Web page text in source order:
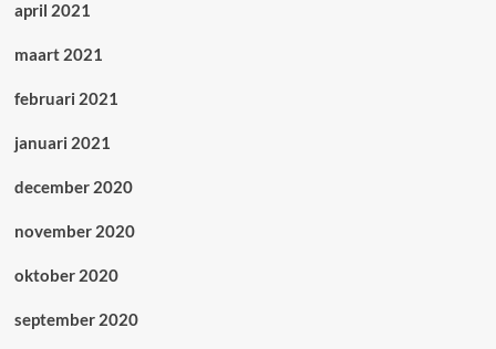
april 2021
maart 2021
februari 2021
januari 2021
december 2020
november 2020
oktober 2020
september 2020